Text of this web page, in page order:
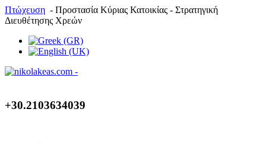
Πτώχευση - Προστασία Κύριας Κατοικίας - Στρατηγική
Διευθέτησης Χρεών
+30.2103634039